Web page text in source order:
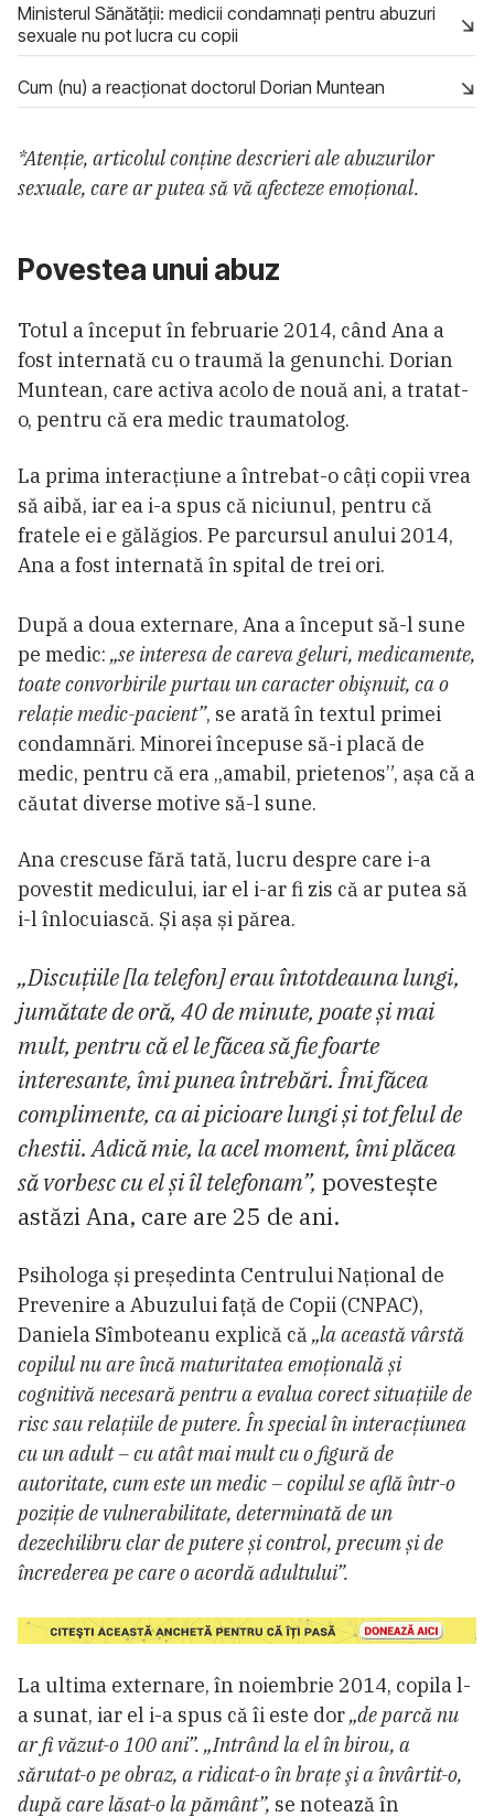
*Atenție, articolul conține descrieri ale abuzurilor
sexuale, care ar putea să vă afecteze emoțional.
Povestea unui abuz
Totul a început în februarie 2014, când Ana a
fost internată cu o traumă la genunchi. Dorian
Muntean, care activa acolo de nouă ani, a tratat-
o, pentru că era medic traumatolog.
La prima interacțiune a întrebat-o câți copii vrea
să aibă, iar ea i-a spus că niciunul, pentru că
fratele ei e gălăgios. Pe parcursul anului 2014,
Ana a fost internată în spital de trei ori.
După a doua externare, Ana a început să-l sune
pe medic: „se interesa de careva geluri, medicamente,
toate convorbirile purtau un caracter obişnuit, ca o
relaţie medic-pacient”, se arată în textul primei
condamnări. Minorei începuse să-i placă de
medic, pentru că era „amabil, prietenos”, așa că a
căutat diverse motive să-l sune.
Ana crescuse fără tată, lucru despre care i-a
povestit medicului, iar el i-ar fi zis că ar putea să
i-l înlocuiască. Și așa și părea.
„Discuțiile [la telefon] erau întotdeauna lungi,
jumătate de oră, 40 de minute, poate și mai
mult, pentru că el le făcea să fie foarte
interesante, îmi punea întrebări. Îmi făcea
complimente, ca ai picioare lungi și tot felul de
chestii. Adică mie, la acel moment, îmi plăcea
să vorbesc cu el și îl telefonam”, povestește
astăzi Ana, care are 25 de ani.
Psihologa și președinta Centrului Național de
Prevenire a Abuzului față de Copii (CNPAC),
Daniela Sîmboteanu explică că„la această vârstă
copilul nu are încă maturitatea emoțională și
cognitivă necesară pentru a evalua corect situațiile de
risc sau relațiile de putere. În special în interacțiunea
cu un adult – cu atât mai mult cu o figură de
autoritate, cum este un medic – copilul se află într-o
poziție de vulnerabilitate, determinată de un
dezechilibru clar de putere și control, precum și de
încrederea pe care o acordă adultului”.
La ultima externare, în noiembrie 2014, copila l-
a sunat, iar el i-a spus că îi este dor„de parcă nu
ar fi văzut-o 100 ani”. „Intrând la el în birou, a
sărutat-o pe obraz, a ridicat-o în braţe şi a învârtit-o,
după care lăsat-o la pământ”, se notează în
Ministerul Sănătății: medicii condamnați pentru abuzuri
sexuale nu pot lucra cu copii
Cum (nu) a reacționat doctorul Dorian Muntean